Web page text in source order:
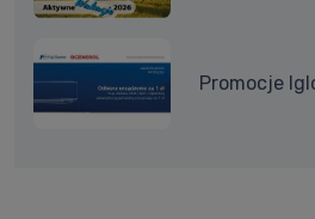
Promocje